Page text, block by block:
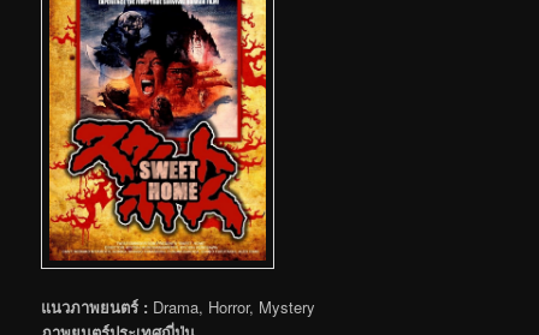
แนวภาพยนตร์ : Drama, Horror, Mystery